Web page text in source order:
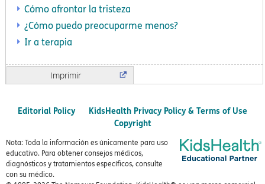
Cómo afrontar la tristeza
¿Cómo puedo preocuparme menos?
Ir a terapia
Imprimir
Editorial Policy
KidsHealth Privacy Policy & Terms of Use
Copyright
Nota: Toda la información es únicamente para uso
educativo. Para obtener consejos médicos,
diagnósticos y tratamientos específicos, consulte
con su médico.